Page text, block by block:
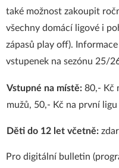
také možnost zakoupit
všechny domácí ligové i
zápasů play off).
vstupenek na sezónu 25/
Vstupné na místě: 80,- Kč
mužů, 50,- Kč na první ligu
Děti do 12 let včetně:
Pro digitální bulletin